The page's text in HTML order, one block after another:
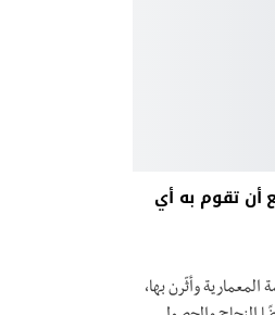
أن تقوم به أي
وأثّرن بها،